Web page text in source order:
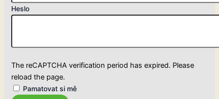
Heslo
The reCAPTCHA verification period has expired. Please
reload the page.
Pamatovat si mě